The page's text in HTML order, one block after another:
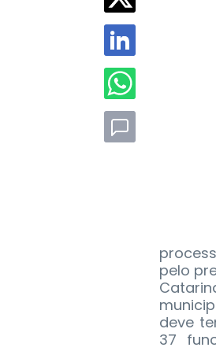
pelo
deve
37